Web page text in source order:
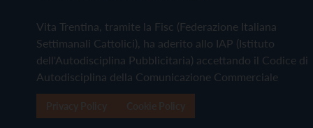
Vita Trentina, tramite la Fisc (Federazione Italiana
Settimanali Cattolici), ha aderito allo IAP (Istituto
dell'Autodisciplina Pubblicitaria) accettando il Codice di
Autodisciplina della Comunicazione Commerciale